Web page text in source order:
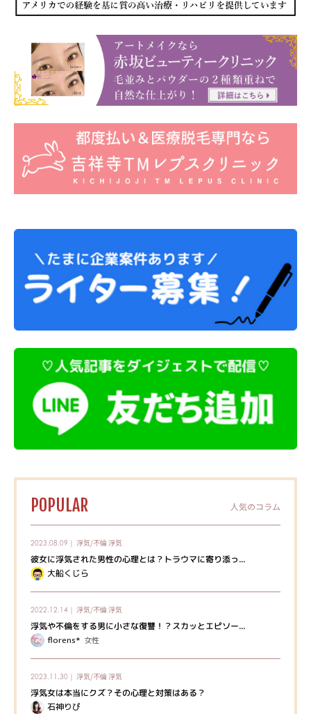
POPULAR 人気のコラム
2023.08.09｜ 浮気/不倫浮気
彼女に浮気された男性の心理とは？トラウマに寄り添っ...
大船くじら
2022.12.14｜ 浮気/不倫浮気
浮気や不倫をする男に小さな復讐！？スカッとエピソー...
florens* 女性
2023.11.30｜ 浮気/不倫浮気
浮気女は本当にクズ？その心理と対策はある？
石神りぴ